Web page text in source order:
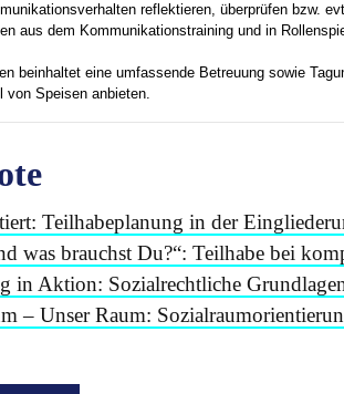
reflektieren, überprüfen bzw.
aus dem Kommunikationstraining und in
beinhaltet eine umfassende Betreuung sowie
von Speisen anbieten.
Teilhabeplanung in der
was brauchst Du?“: Teilhabe bei
in Aktion: Sozialrechtliche
– Unser Raum: